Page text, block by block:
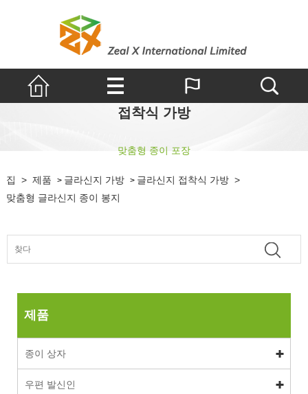
접착식 가방
맞춤형 종이 포장
집 > 제품 > 글라신지 가방 > 글라신지 접착식 가방 >
맞춤형 글라신지 종이 봉지
제품
종이 상자
우편 발신인